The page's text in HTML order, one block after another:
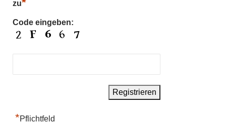
zu
Code eingeben:
*Pflichtfeld